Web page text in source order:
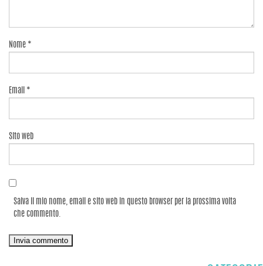
Nome *
Email *
Sito web
Salva il mio nome, email e sito web in questo browser per la prossima volta
che commento.